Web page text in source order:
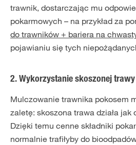
trawnik, dostarczając mu
pokarmowych – na przykład za
do trawników + bariera na
pojawianiu się tych
2. Wykorzystanie skoszonej
Mulczowanie trawnika pokosem
zaletę: skoszona trawa działa jak
Dzięki temu cenne składniki
normalnie trafiłyby do